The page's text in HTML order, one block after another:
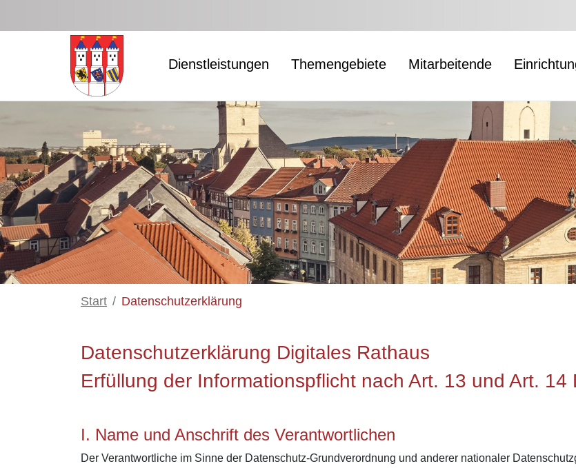
Dienstleistungen Themengebiete Mitarbeitende
Start Datenschutzerklärung
Datenschutzerklärung Digitales Rathaus
Erfüllung der Informationspflicht nach Art. 13 und Art. 14
I. Name und Anschrift des Verantwortlichen
Der Verantwortliche im Sinne der Datenschutz-Grundverordnung und anderer nationaler